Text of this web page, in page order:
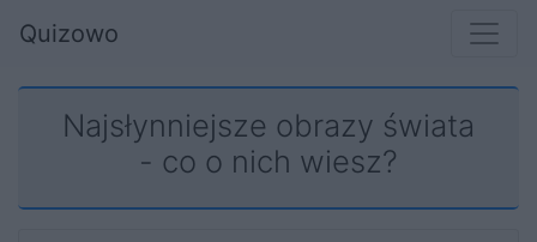
Quizowo
Najsłynniejsze obrazy świata
- co o nich wiesz?